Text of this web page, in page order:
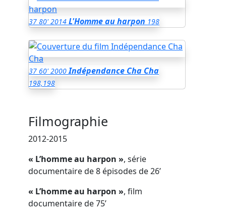
37 80' 2014 L'Homme au harpon 198
37 60' 2000 Indépendance Cha Cha
198,198
Filmographie
2012-2015
« L’homme au harpon », série
documentaire de 8 épisodes de 26’
« L’homme au harpon », film
documentaire de 75’